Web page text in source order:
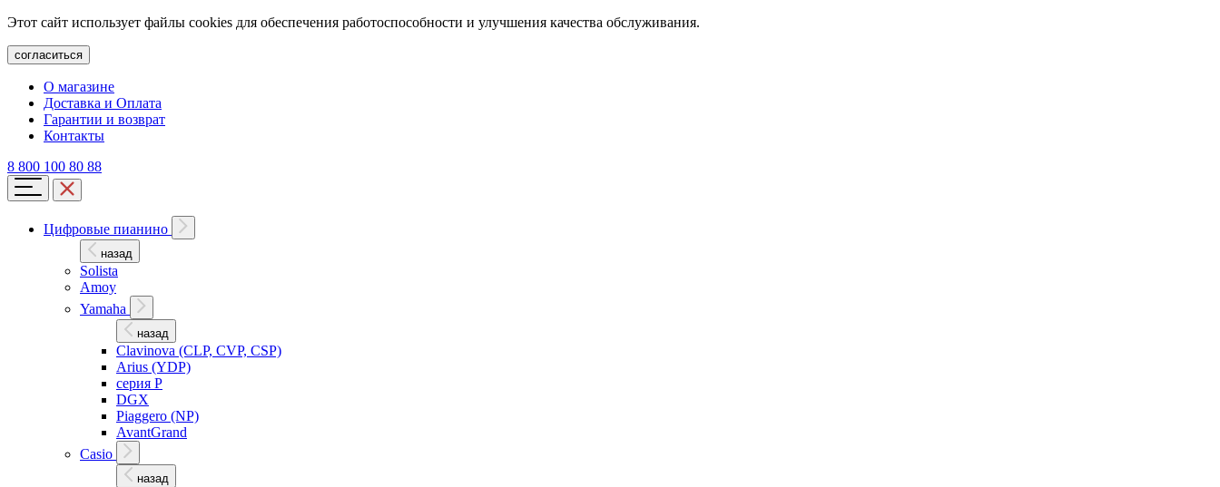
Этот сайт использует файлы cookies для обеспечения работоспособности и улучшения качества обслуживания.
согласиться
О магазине
Доставка и Оплата
Гарантии и возврат
Контакты
8 800 100 80 88
Цифровые пианино
назад
Solista
Amoy
Yamaha
назад
Clavinova (CLP, CVP, CSP)
Arius (YDP)
серия P
DGX
Piaggero (NP)
AvantGrand
Casio
назад